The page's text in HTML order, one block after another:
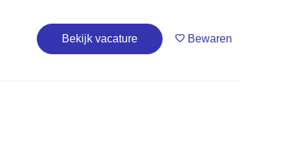
Bekijk vacature Bewaren